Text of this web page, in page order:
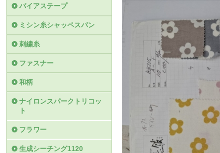
バイアステープ
ミシン糸シャッペスパン
刺繍糸
ファスナー
和柄
ナイロンスパークトリコッ
ト
フラワー
生成シーチング1120